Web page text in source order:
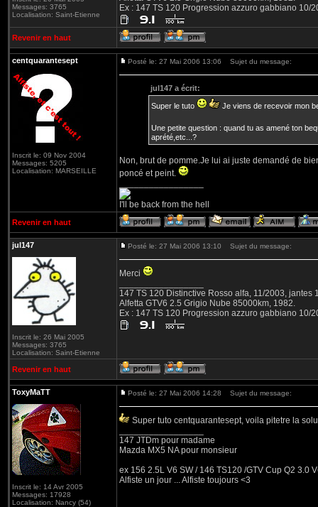
Messages: 3765
Localisation: Saint-Etienne
Ex : 147 TS 120 Progression azzuro gabbiano 10/
Revenir en haut
centquarantesept
Inscrit le: 09 Nov 2004
Messages: 5205
Localisation: MARSEILLE
Posté le: 27 Mai 2006 13:06 Sujet du message:
jul147 a écrit:
Super le tuto Je viens de recevoir mon
Une petite question : quand tu as amené ton
aprété,etc...?
Non, brut de pomme.Je lui ai juste demandé de
poncé et peint.
I'll be back from the hell
Revenir en haut
jul147
Inscrit le: 26 Mai 2005
Messages: 3765
Localisation: Saint-Etienne
Posté le: 27 Mai 2006 13:10 Sujet du message:
Merci
147 TS 120 Distinctive Rosso alfa, 11/2003, jantes
Alfetta GTV6 2.5 Grigio Nube 85000km, 1982.
Ex : 147 TS 120 Progression azzuro gabbiano 10/
Revenir en haut
ToxyMaTT
Inscrit le: 14 Avr 2005
Messages: 17928
Localisation: Nancy (54)
Posté le: 27 Mai 2006 14:28 Sujet du message:
Super tuto centquarantesept, voila pitetre la
147 JTDm pour madame
Mazda MX5 NA pour monsieur
ex 156 2.5L V6 SW / 146 TS120 /GTV Cup Q2 3.0
Alfiste un jour ... Alfiste toujours <3